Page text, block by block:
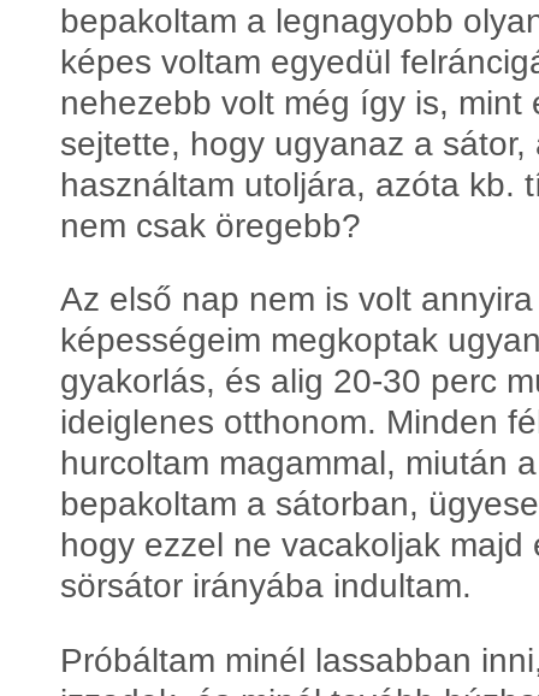
bepakoltam a legnagyobb
képes voltam egyedül
nehezebb volt még így is, mint
sejtette, hogy ugyanaz a
használtam utoljára, azóta kb.
nem csak öregebb?
Az első nap nem is volt
képességeim megkoptak
gyakorlás, és alig 20-30 perc
ideiglenes otthonom. Minden
hurcoltam magammal, miután
bepakoltam a sátorban,
hogy ezzel ne vacakoljak
sörsátor irányába indultam.
Próbáltam minél lassabban